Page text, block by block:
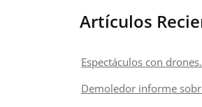
Artículos
Espectáculos con drones.
Demoledor informe